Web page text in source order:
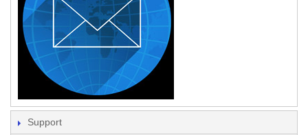
Support